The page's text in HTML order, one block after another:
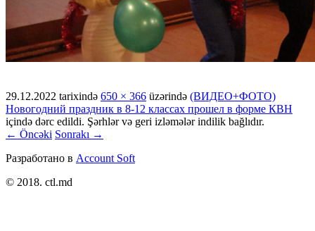
29.12.2022 tarixində 650 × 366 üzərində (ВИДЕО+ФОТО)
Новогодний праздник в 8-12 классах прошел в форме КВН
içində dərc edildi. Şərhlər və geri izləmələr indilik bağlıdır.
← Öncəki Sonrakı →
Разработано в Account Soft
© 2018. ctl.md